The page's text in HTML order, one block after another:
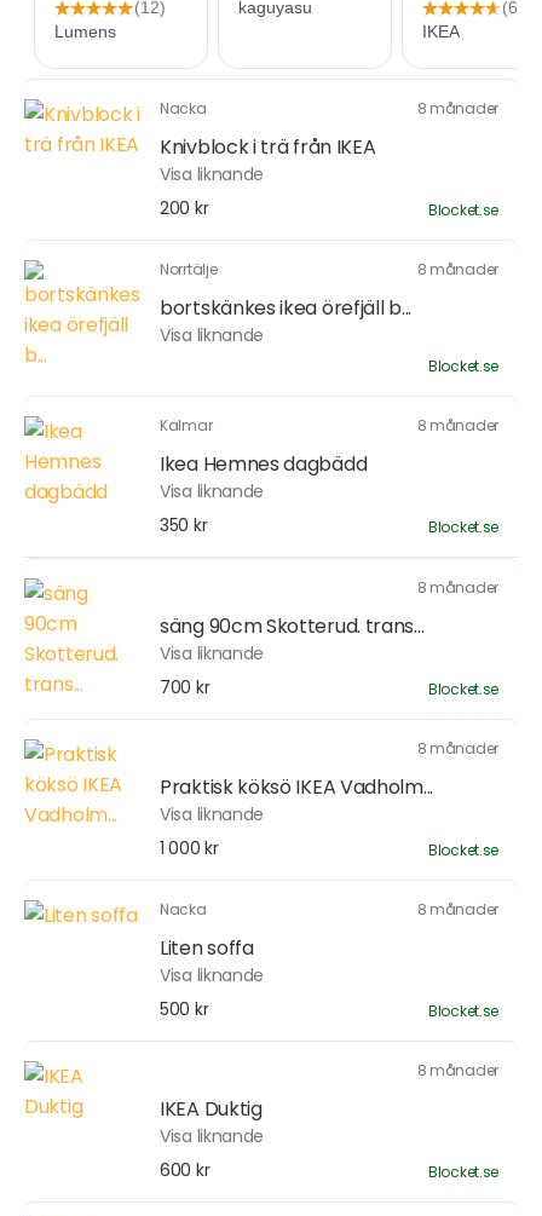
Nacka 8 månader
Knivblock i trä från IKEA
Visa liknande
200 kr
Blocket.se
Norrtälje 8 månader
bortskänkes ikea örefjäll b...
Visa liknande
Blocket.se
Kalmar 8 månader
Ikea Hemnes dagbädd
Visa liknande
350 kr
Blocket.se
8 månader
säng 90cm Skotterud. trans...
Visa liknande
700 kr
Blocket.se
8 månader
Praktisk köksö IKEA Vadholm...
Visa liknande
1 000 kr
Blocket.se
Nacka 8 månader
Liten soffa
Visa liknande
500 kr
Blocket.se
8 månader
IKEA Duktig
Visa liknande
600 kr
Blocket.se